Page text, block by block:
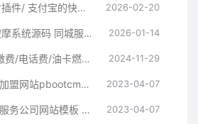
彩虹易支付快手支付插件/ 支付宝的快币充值通道搭建 2026-02-20
东郊到家同款上门按摩系统源码 同城服务小程序 H5 后台可 DIY 部署 2026-01-14
小利特惠源码/生活缴费/电话费/油卡燃气/等充值业务类源码附带承兑系统 2024-11-29
(PC+WAP)红色火锅加盟网站pbootcms模板 餐饮美食网站源码 2023-04-07
(PC+WAP)粉色家政服务公司网站模板 月嫂保姆网站源码 2023-04-07